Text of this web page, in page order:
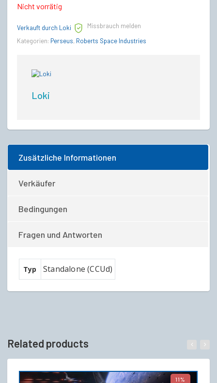
Nicht vorrätig
Verkauft durch Loki
Missbrauch melden
Kategorien: Perseus, Roberts Space Industries
Loki
Zusätzliche Informationen
Verkäufer
Bedingungen
Fragen und Antworten
Typ Standalone (CCUd)
Related products
11%